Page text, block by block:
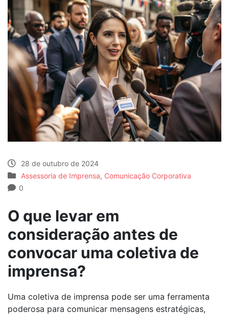
28 de outubro de 2024
Assessoria de Imprensa, Comunicação Corporativa
0
O que levar em
consideração antes de
convocar uma coletiva de
imprensa?
Uma coletiva de imprensa pode ser uma ferramenta
poderosa para comunicar mensagens estratégicas,